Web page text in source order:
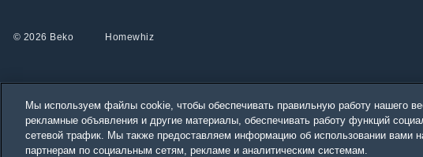
© 2026 Beko Homewhiz
Our parent company, Beko has 55,000 employees throughout
(i.e. Türkiye, UK, Italy, Romania,
Мы используем файлы cookie, чтобы обеспечивать правильную работу нашего
рекламные объявления и другие материалы, обеспечивать работу функций
сетевой трафик. Мы также предоставляем информацию об использовании вами
партнерам по социальным сетям, рекламе и аналитическим системам.